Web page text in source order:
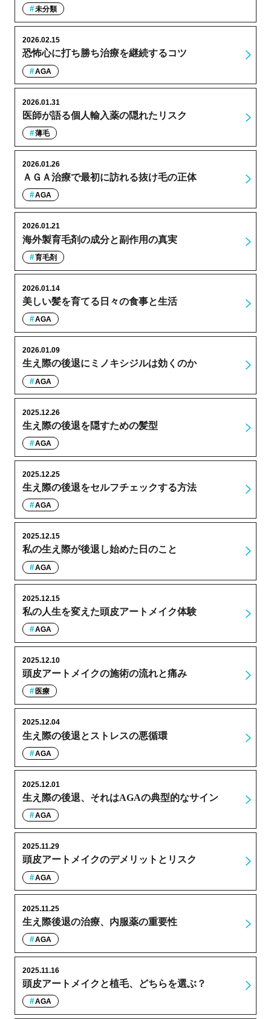
未分類
恐怖心に打ち勝ち治療を継続するコツ
2026.02.15
AGA
医師が語る個人輸入薬の隠れたリスク
2026.01.31
薄毛
ＡＧＡ治療で最初に訪れる抜け毛の正体
2026.01.26
AGA
海外製育毛剤の成分と副作用の真実
2026.01.21
育毛剤
美しい髪を育てる日々の食事と生活
2026.01.14
AGA
生え際の後退にミノキシジルは効くのか
2026.01.09
AGA
生え際の後退を隠すための髪型
2025.12.26
AGA
生え際の後退をセルフチェックする方法
2025.12.25
AGA
私の生え際が後退し始めた日のこと
2025.12.15
AGA
私の人生を変えた頭皮アートメイク体験
2025.12.15
AGA
頭皮アートメイクの施術の流れと痛み
2025.12.10
医療
生え際の後退とストレスの悪循環
2025.12.04
AGA
生え際の後退、それはAGAの典型的なサイン
2025.12.01
AGA
頭皮アートメイクのデメリットとリスク
2025.11.29
AGA
生え際後退の治療、内服薬の重要性
2025.11.25
AGA
頭皮アートメイクと植毛、どちらを選ぶ？
2025.11.16
AGA